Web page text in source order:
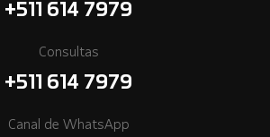
+511 614 7979
Consultas
+511 614 7979
Canal de WhatsApp